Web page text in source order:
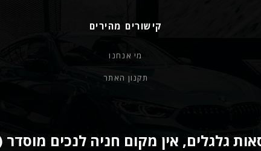
קישורים מהירים
מי אנחנו
תקנון האתר
גלגלים, אין מקום חניה לנכים